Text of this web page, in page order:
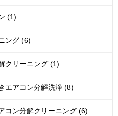
(1)
ング (6)
クリーニング (1)
エアコン分解洗浄 (8)
コン分解クリーニング (6)